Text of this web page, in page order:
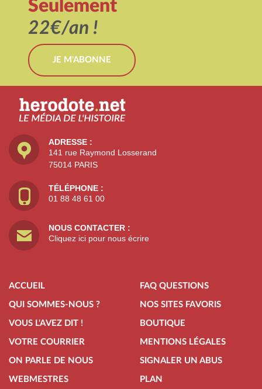
Seulement
22€/an !
JE M'ABONNE
ADRESSE :
141 rue Raymond Losserand
75014 PARIS
TÉLÉPHONE :
01 88 48 61 00
NOUS CONTACTER :
Cliquez ici pour nous écrire
ACCUEIL
QUI SOMMES-NOUS ?
VOUS L'AVEZ DIT !
VOTRE COURRIER
ON PARLE DE NOUS
WEBMESTRES
FAQ QUESTIONS
NOS SITES FAVORIS
BOUTIQUE
MENTIONS LÉGALES
SIGNALER UN ABUS
PLAN